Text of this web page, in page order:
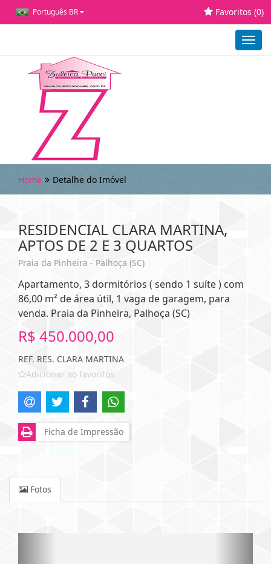
Português BR Favoritos (0)
Home Detalhe do Imóvel
RESIDENCIAL CLARA MARTINA,
APTOS DE 2 E 3 QUARTOS
Praia da Pinheira - Palhoça (SC)
Apartamento, 3 dormitórios ( sendo 1 suíte ) com
86,00 m² de área útil, 1 vaga de garagem, para
venda. Praia da Pinheira, Palhoça (SC)
R$ 450.000,00
REF. RES. CLARA MARTINA
Adicionar ao favoritos
Ficha de Impressão
Fotos